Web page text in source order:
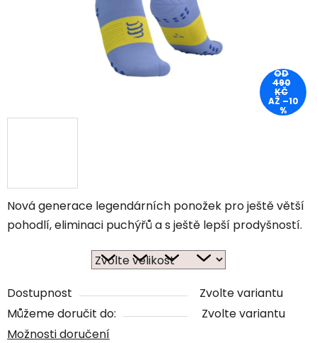
Nová generace legendárních ponožek pro ještě větší
pohodlí, eliminaci puchýřů a s ještě lepší prodyšností.
Dostupnost
Zvolte variantu
Můžeme doručit do:
Zvolte variantu
Možnosti doručení
OD
490
KČ
AŽ –10
%